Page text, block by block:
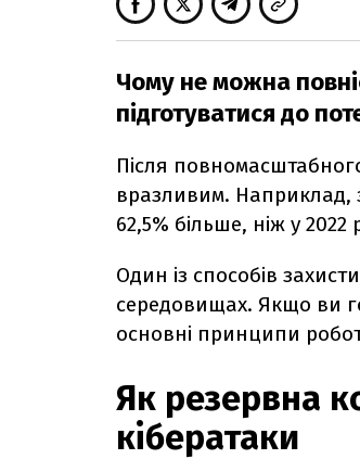
Чому не можна
підготуватися до
Після
вразливим. Наприклад,
62,5% більше, ніж у 2022
Один із способів
середовищах. Якщо ви
основні принципи
Як резервна
кібератаки